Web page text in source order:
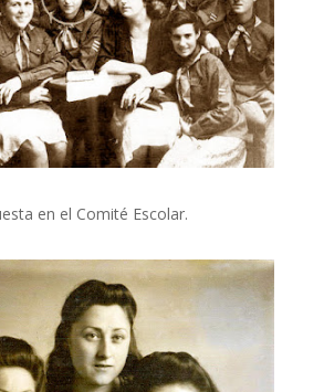
en el Comité Escolar.